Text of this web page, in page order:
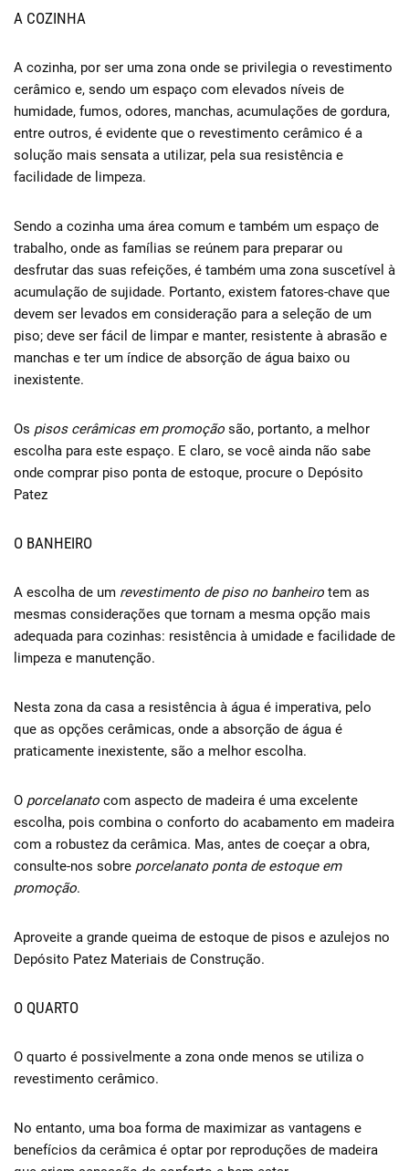
A COZINHA
A cozinha, por ser uma zona onde se privilegia o revestimento
cerâmico e, sendo um espaço com elevados níveis de
humidade, fumos, odores, manchas, acumulações de gordura,
entre outros, é evidente que o revestimento cerâmico é a
solução mais sensata a utilizar, pela sua resistência e
facilidade de limpeza.
Sendo a cozinha uma área comum e também um espaço de
trabalho, onde as famílias se reúnem para preparar ou
desfrutar das suas refeições, é também uma zona suscetível à
acumulação de sujidade. Portanto, existem fatores-chave que
devem ser levados em consideração para a seleção de um
piso; deve ser fácil de limpar e manter, resistente à abrasão e
manchas e ter um índice de absorção de água baixo ou
inexistente.
Os pisos cerâmicas em promoção são, portanto, a melhor
escolha para este espaço. E claro, se você ainda não sabe
onde comprar piso ponta de estoque, procure o Depósito
Patez
O BANHEIRO
A escolha de um revestimento de piso no banheiro tem as
mesmas considerações que tornam a mesma opção mais
adequada para cozinhas: resistência à umidade e facilidade de
limpeza e manutenção.
Nesta zona da casa a resistência à água é imperativa, pelo
que as opções cerâmicas, onde a absorção de água é
praticamente inexistente, são a melhor escolha.
O porcelanato com aspecto de madeira é uma excelente
escolha, pois combina o conforto do acabamento em madeira
com a robustez da cerâmica. Mas, antes de coeçar a obra,
consulte-nos sobre porcelanato ponta de estoque em
promoção.
Aproveite a grande queima de estoque de pisos e azulejos no
Depósito Patez Materiais de Construção.
O QUARTO
O quarto é possivelmente a zona onde menos se utiliza o
revestimento cerâmico.
No entanto, uma boa forma de maximizar as vantagens e
benefícios da cerâmica é optar por reproduções de madeira